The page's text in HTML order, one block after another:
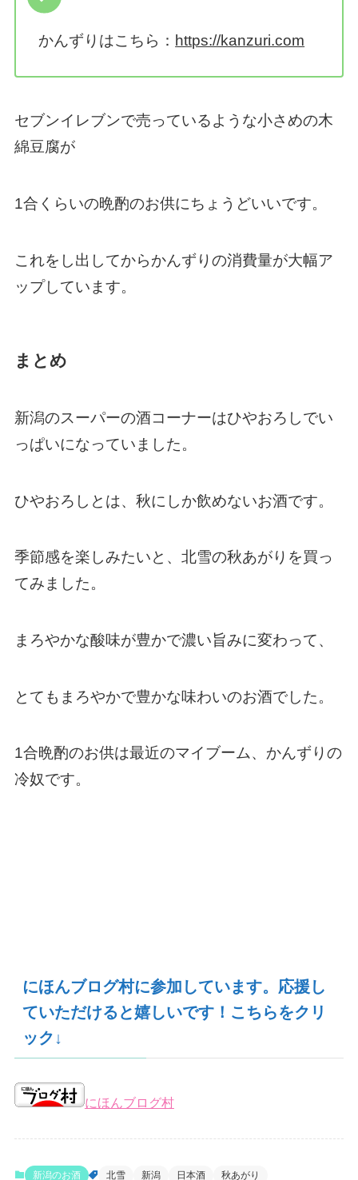
かんずりはこちら： https://kanzuri.com
セブンイレブンで売っているような小さめの木
綿豆腐が
1合くらいの晩酌のお供にちょうどいいです。
これをし出してからかんずりの消費量が大幅ア
ップしています。
まとめ
新潟のスーパーの酒コーナーはひやおろしでい
っぱいになっていました。
ひやおろしとは、秋にしか飲めないお酒です。
季節感を楽しみたいと、北雪の秋あがりを買っ
てみました。
まろやかな酸味が豊かで濃い旨みに変わって、
とてもまろやかで豊かな味わいのお酒でした。
1合晩酌のお供は最近のマイブーム、かんずりの
冷奴です。
にほんブログ村に参加しています。応援し
ていただけると嬉しいです！こちらをクリ
ック↓
にほんブログ村
新潟のお酒 北雪 新潟 日本酒 秋あがり